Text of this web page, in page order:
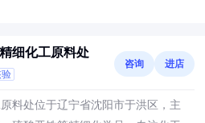
细化工原料处
咨询 进店
料处位于辽宁省沈阳市于洪区，主